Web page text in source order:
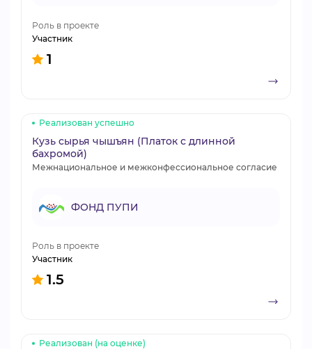
Роль в проекте
Участник
1
Реализован успешно
Кузь сырья чышъян (Платок с длинной
бахромой)
Межнациональное и межконфессиональное согласие
ФОНД ПУПИ
Роль в проекте
Участник
1.5
Реализован (на оценке)